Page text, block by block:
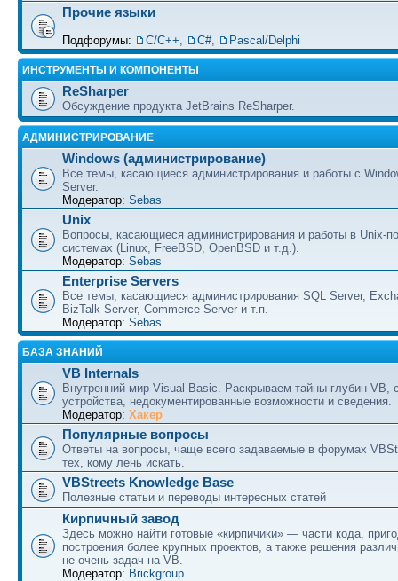
Прочие языки
Подфорумы: С/С++, C#, Pascal/Delphi
ИНСТРУМЕНТЫ И КОМПОНЕНТЫ
ReSharper
Обсуждение продукта JetBrains ReSharper.
АДМИНИСТРИРОВАНИЕ
Windows (администрирование)
Все темы, касающиеся администрирования и работы с
Server.
Модератор: Sebas
Unix
Вопросы, касающиеся администрирования и работы в Unix-
системах (Linux, FreeBSD, OpenBSD и т.д.).
Модератор: Sebas
Enterprise Servers
Все темы, касающиеся администрирования SQL Server,
BizTalk Server, Commerce Server и т.п.
Модератор: Sebas
БАЗА ЗНАНИЙ
VB Internals
Внутренний мир Visual Basic. Раскрываем тайны глубин VB,
устройства, недокументированные возможности и сведения.
Модератор: Хакер
Популярные вопросы
Ответы на вопросы, чаще всего задаваемые в форумах
тех, кому лень искать.
VBStreets Knowledge Base
Полезные статьи и переводы интересных статей
Кирпичный завод
Здесь можно найти готовые «кирпичики» — части кода,
построения более крупных проектов, а также решения
не очень задач на VB.
Модератор: Brickgroup